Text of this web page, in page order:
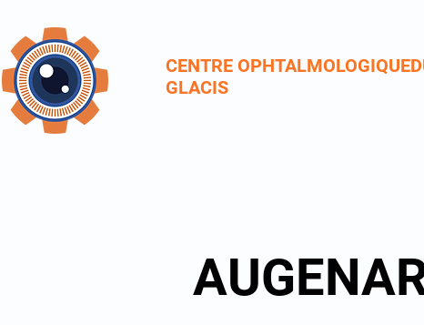
CENTRE OPHTALMOLOGIQUE
GLACIS